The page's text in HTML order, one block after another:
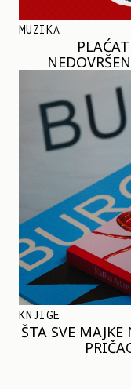
MUZIKA
KNJIGE
ŠTA SVE